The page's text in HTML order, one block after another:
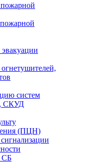
эвакуации
систем
СКУД
(ПЦН)
СБ